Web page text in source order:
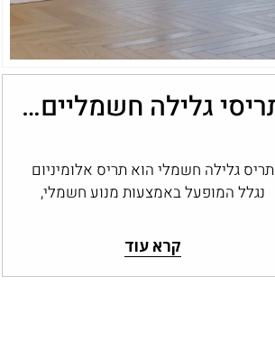
תריסי גלילה חשמליים: נוחות, שליטה ובקרת אור בבית
תריס גלילה חשמלי הוא תריס אלומיניום
נגלל המופעל באמצעות מנוע חשמלי,
במקום בהפעלה…
קרא עוד